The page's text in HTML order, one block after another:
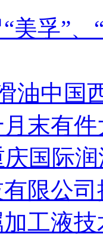
美孚”、
油中国
末有
庆国际
限公
加工液